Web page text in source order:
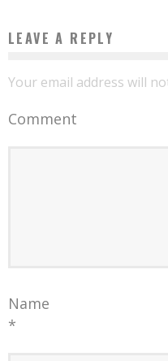
LEAVE A REPLY
Your email address will
Comment
Name
*